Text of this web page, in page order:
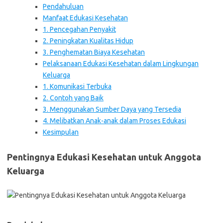
Pendahuluan
Manfaat Edukasi Kesehatan
1. Pencegahan Penyakit
2. Peningkatan Kualitas Hidup
3. Penghematan Biaya Kesehatan
Pelaksanaan Edukasi Kesehatan dalam Lingkungan
Keluarga
1. Komunikasi Terbuka
2. Contoh yang Baik
3. Menggunakan Sumber Daya yang Tersedia
4. Melibatkan Anak-anak dalam Proses Edukasi
Kesimpulan
Pentingnya Edukasi Kesehatan untuk Anggota
Keluarga